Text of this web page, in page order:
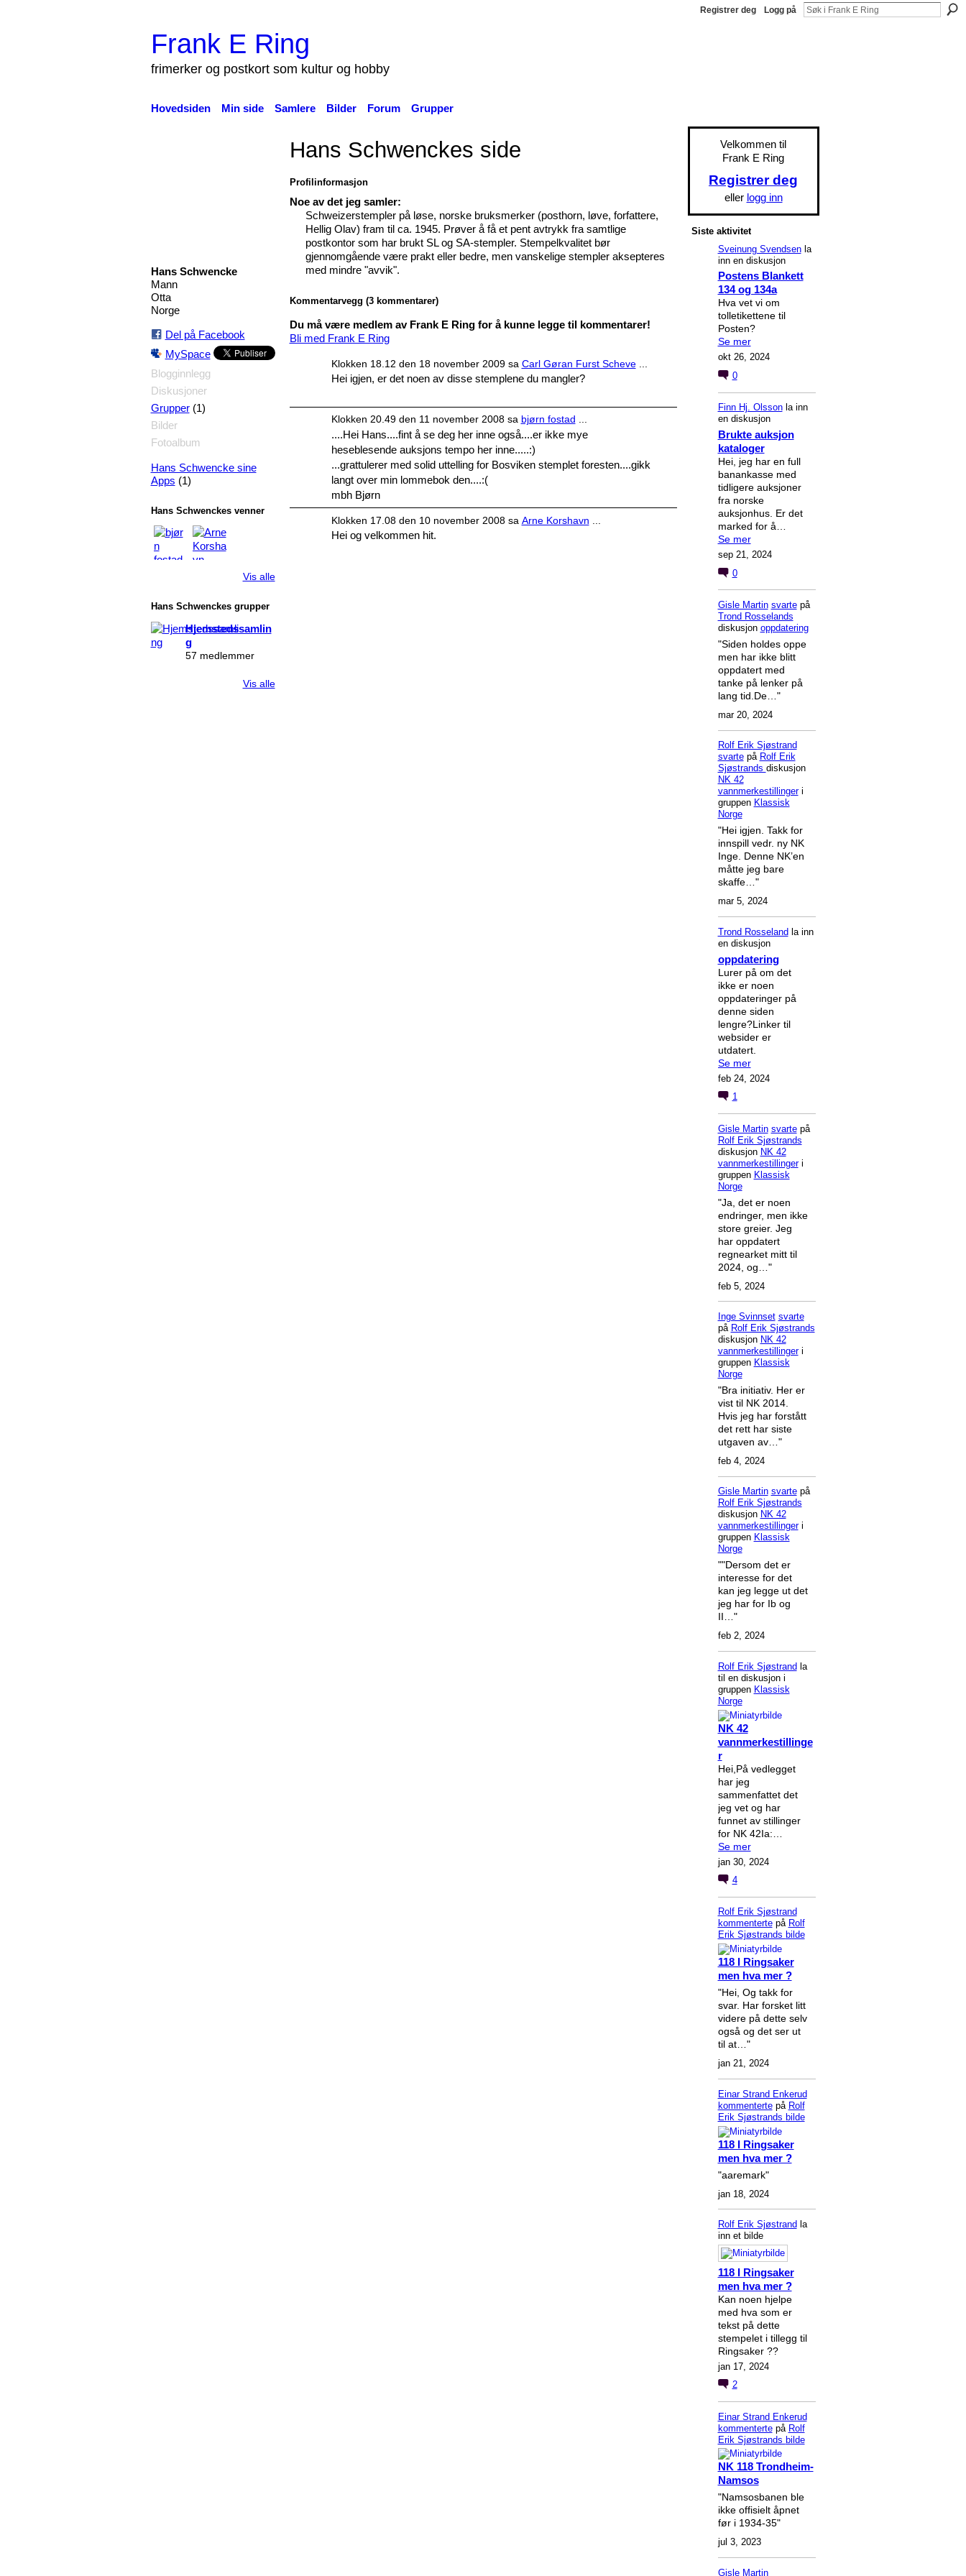
Registrer deg Logg på
Frank E Ring
frimerker og postkort som kultur og hobby
Hovedsiden Min side Samlere Bilder Forum Grupper
Hans Schwencke
Mann
Otta
Norge
Del på Facebook
MySpace
Blogginnlegg
Diskusjoner
Grupper(1)
Bilder
Fotoalbum
Hans Schwencke sine
Apps (1)
Hans Schwenckes venner
Vis alle
Hans Schwenckes grupper
Hjemstedssamlin
g
57 medlemmer
Vis alle
Hans Schwenckes side
Profilinformasjon
Noe av det jeg samler:
Schweizerstempler på løse, norske bruksmerker (posthorn, løve, forfattere,
Hellig Olav) fram til ca. 1945. Prøver å få et pent avtrykk fra samtlige
postkontor som har brukt SL og SA-stempler. Stempelkvalitet bør
gjennomgående være prakt eller bedre, men vanskelige stempler aksepteres
med mindre "avvik".
Kommentarvegg (3 kommentarer)
Du må være medlem av Frank E Ring for å kunne legge til kommentarer!
Bli med Frank E Ring
Klokken 18.12 den 18 november 2009 sa Carl Gøran Furst Scheve...
Hei igjen, er det noen av disse stemplene du mangler?
Klokken 20.49 den 11 november 2008 sa bjørn fostad ...
....Hei Hans....fint å se deg her inne også....er ikke mye
heseblesende auksjons tempo her inne.....:)
...grattulerer med solid uttelling for Bosviken stemplet foresten....gikk
langt over min lommebok den....:(
mbh Bjørn
Klokken 17.08 den 10 november 2008 sa Arne Korshavn
Hei og velkommen hit.
Velkommen til
Frank E Ring
Registrer deg
eller logg inn
Siste aktivitet
Sveinung Svendsenla
inn en diskusjon
Postens Blankett
134 og 134a
Hva vet vi om
tolletikettene til
Posten?
Se mer
okt 26, 2024
0
Finn Hj. Olssonla inn
en diskusjon
Brukte auksjon
kataloger
Hei, jeg har en full
banankasse med
tidligere auksjoner
fra norske
auksjonhus. Er det
marked for å…
Se mer
sep 21, 2024
0
Gisle Martin svartepå
Trond Rosselands
diskusjon oppdatering
"Siden holdes oppe
men har ikke blitt
oppdatert med
tanke på lenker på
lang tid.De…"
mar 20, 2024
Rolf Erik Sjøstrand
svartepå Rolf Erik
Sjøstrands diskusjon
NK 42
vannmerkestillingeri
gruppen Klassisk
Norge
"Hei igjen. Takk for
innspill vedr. ny NK
Inge. Denne NK’en
måtte jeg bare
skaffe…"
mar 5, 2024
Trond Rosseland la inn
en diskusjon
oppdatering
Lurer på om det
ikke er noen
oppdateringer på
denne siden
lengre?Linker til
websider er
utdatert.
Se mer
feb 24, 2024
1
Gisle Martin svartepå
Rolf Erik Sjøstrands
diskusjon NK 42
vannmerkestillingeri
gruppen Klassisk
Norge
"Ja, det er noen
endringer, men ikke
store greier. Jeg
har oppdatert
regnearket mitt til
2024, og…"
feb 5, 2024
Inge Svinnset svarte
på Rolf Erik Sjøstrands
diskusjon NK 42
vannmerkestillingeri
gruppen Klassisk
Norge
"Bra initiativ. Her er
vist til NK 2014.
Hvis jeg har forstått
det rett har siste
utgaven av…"
feb 4, 2024
Gisle Martin svartepå
Rolf Erik Sjøstrands
diskusjon NK 42
vannmerkestillingeri
gruppen Klassisk
Norge
""Dersom det er
interesse for det
kan jeg legge ut det
jeg har for Ib og
II…"
feb 2, 2024
Rolf Erik Sjøstrand la
til en diskusjon i
gruppen Klassisk
Norge
NK 42
vannmerkestillinge
r
Hei,På vedlegget
har jeg
sammenfattet det
jeg vet og har
funnet av stillinger
for NK 42Ia:…
Se mer
jan 30, 2024
4
Rolf Erik Sjøstrand
kommentertepå Rolf
Erik Sjøstrands bilde
118 I Ringsaker
men hva mer ?
"Hei, Og takk for
svar. Har forsket litt
videre på dette selv
også og det ser ut
til at…"
jan 21, 2024
Einar Strand Enkerud
kommentertepå Rolf
Erik Sjøstrands bilde
118 I Ringsaker
men hva mer ?
"aaremark"
jan 18, 2024
Rolf Erik Sjøstrand la
inn et bilde
118 I Ringsaker
men hva mer ?
Kan noen hjelpe
med hva som er
tekst på dette
stempelet i tillegg til
Ringsaker ??
jan 17, 2024
2
Einar Strand Enkerud
kommentertepå Rolf
Erik Sjøstrands bilde
NK 118 Trondheim-
Namsos
"Namsosbanen ble
ikke offisielt åpnet
før i 1934-35"
jul 3, 2023
Gisle Martin